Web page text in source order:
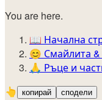
You are here.
📖 Начална
😊️ Смайлита
🙏 Ръце и
👆
копирай сподели